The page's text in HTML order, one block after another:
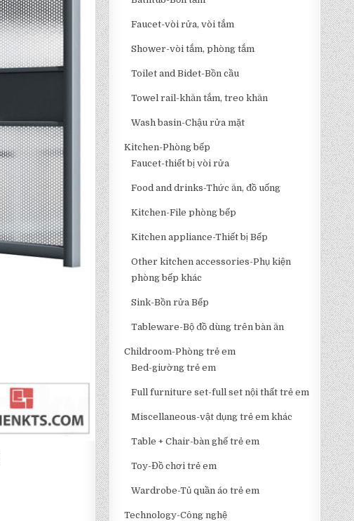
Faucet-vòi rửa, vòi tắm
Shower-vòi tắm, phòng tắm
Toilet and Bidet-Bồn cầu
Towel rail-khăn tắm, treo khăn
Wash basin-Chậu rửa mặt
Kitchen-Phòng bếp
Faucet-thiết bị vòi rửa
Food and drinks-Thức ăn, đồ uống
Kitchen-File phòng bếp
Kitchen appliance-Thiết bị Bếp
Other kitchen accessories-Phụ kiện
phòng bếp khác
Sink-Bồn rửa Bếp
Tableware-Bộ đồ dùng trên bàn ăn
Childroom-Phòng trẻ em
Bed-giường trẻ em
Full furniture set-full set nội thất trẻ em
Miscellaneous-vật dụng trẻ em khác
Table + Chair-bàn ghế trẻ em
Toy-Đồ chơi trẻ em
Wardrobe-Tủ quần áo trẻ em
Technology-Công nghệ